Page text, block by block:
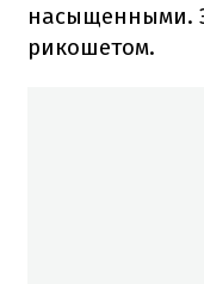
насыщенными.
рикошетом.